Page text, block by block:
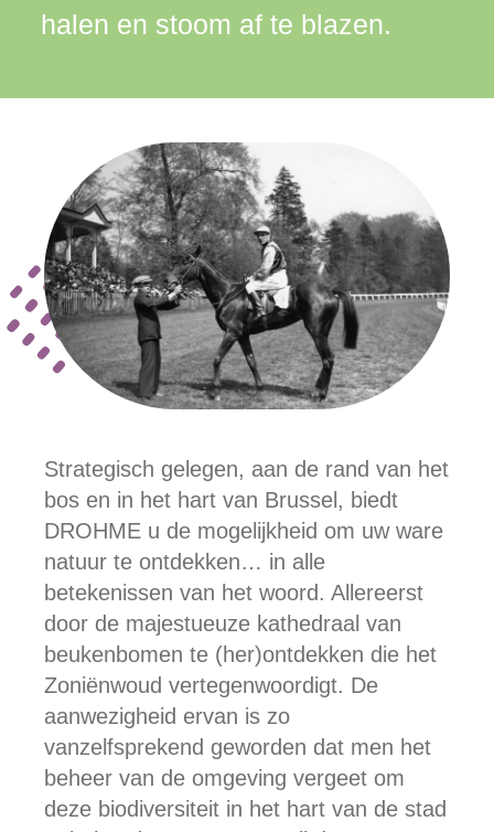
halen en stoom af te blazen.
Strategisch gelegen, aan de rand van het
bos en in het hart van Brussel, biedt
DROHME u de mogelijkheid om uw ware
natuur te ontdekken… in alle
betekenissen van het woord. Allereerst
door de majestueuze kathedraal van
beukenbomen te (her)ontdekken die het
Zoniënwoud vertegenwoordigt. De
aanwezigheid ervan is zo
vanzelfsprekend geworden dat men het
beheer van de omgeving vergeet om
deze biodiversiteit in het hart van de stad